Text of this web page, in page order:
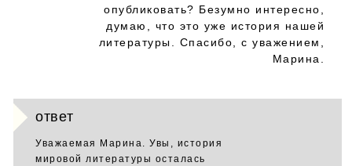
опубликовать? Безумно интересно,
думаю, что это уже история нашей
литературы. Спасибо, с уважением,
Марина.
ответ
Уважаемая Марина. Увы, история
мировой литературы осталась